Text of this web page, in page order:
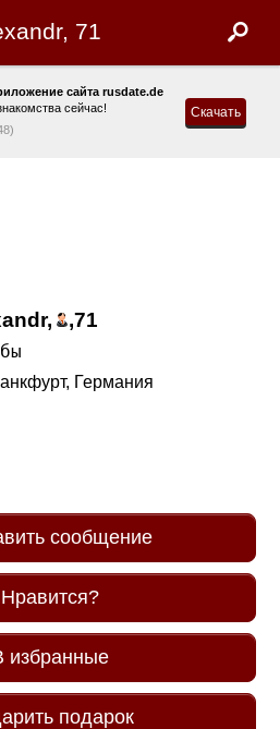
71
сайта rusdate.de
сейчас!
Скачать
,71
Германия
сообщение
Нравится?
избранные
подарок